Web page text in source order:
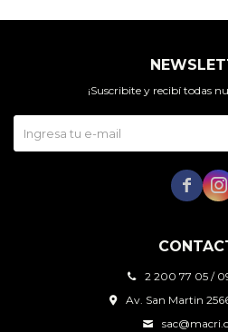
2 200 77 05 /
Av. San Martin
¡Suscribite y recibí todas
 